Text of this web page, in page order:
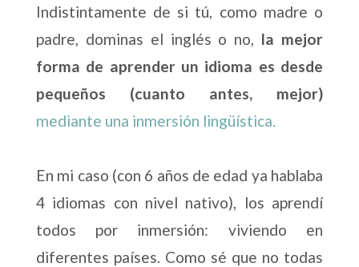
Indistintamente de si tú, como madre o
padre, dominas el inglés o no, la mejor
forma de aprender un idioma es desde
pequeños (cuanto antes, mejor)
mediante una inmersión lingüística.
En mi caso (con 6 años de edad ya hablaba
4 idiomas con nivel nativo), los aprendí
todos por inmersión: viviendo en
diferentes países. Como sé que no todas